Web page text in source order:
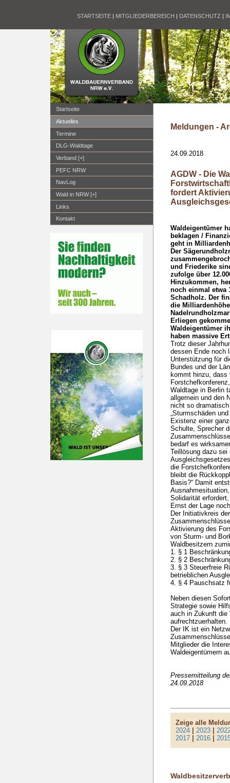
STARTSEITE | MITGLIEDERBEREICH | DATENSCHUTZ |
Startseite
Aktuelles
Termine
DLG-Waldtage
Verband [+]
PEFC NRW
NavLog
Wald in NRW [+]
Links
Kontakt
Meldungen -
24.09.2018
AGDW - Die
fordert
Waldeigentümer
beklagen /
geht in
Der
und Friederike
zufolge über
Hinzukommen,
noch einmal etwa
Schadholz. Der
die
Erliegen
Waldeigentümer
haben massive
Trotz dieser
dessen Ende noch
Unterstützung für
Bundes und der
kommt hinzu, dass
Waldtage in Berlin
allgemein und den
nicht so
„Sturmschäden
Existenz einer
Schulte, Sprecher
bedarf es
Teillösung dazu
die
bleibt die
Basis?“ Damit
Solidarität
Ernst der Lage
Der Initiativkreis
Aktivierung des
von Sturm- und
Waldbesitzern
1. § 1
2. § 2
3. § 3 Steuerfreie
betrieblichen
4. § 4 Pauschsatz
Neben diesen
Strategie sowie
auch in Zukunft die
aufrechtzuerhalten.
Der IK ist ein
Mitglieder die
Waldeigentümern
Pressemitteilung
24.09.2018
Zeige alle
2024 |2023 |
2017 |2016 |